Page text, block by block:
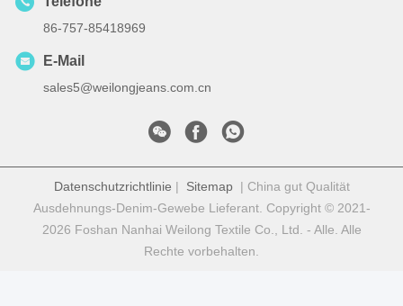
86-757-85418969
E-Mail
sales5@weilongjeans.com.cn
Datenschutzrichtlinie | Sitemap| China gut Qualität
Ausdehnungs-Denim-Gewebe Lieferant. Copyright © 2021-
2026 Foshan Nanhai Weilong Textile Co., Ltd. - Alle. Alle
Rechte vorbehalten.